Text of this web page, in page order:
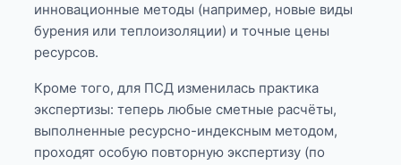
инновационные методы (например, новые виды
бурения или теплоизоляции) и точные цены
ресурсов.
Кроме того, для ПСД изменилась практика
экспертизы: теперь любые сметные расчёты,
выполненные ресурсно-индексным методом,
проходят особую повторную экспертизу (по